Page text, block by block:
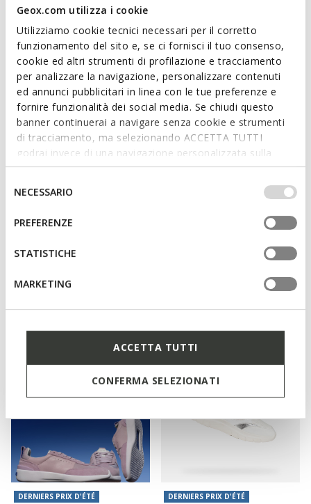
Geox.com utilizza i cookie
Utilizziamo cookie tecnici necessari per il corretto
funzionamento del sito e, se ci fornisci il tuo consenso,
cookie ed altri strumenti di profilazione e tracciamento
per analizzare la navigazione, personalizzare contenuti
ed annunci pubblicitari in linea con le tue preferenze e
fornire funzionalità dei social media. Se chiudi questo
banner continuerai a navigare senza cookie e strumenti
di tracciamento, ma selezionando ACCETTA TUTTI
godrai invece di una navigazione personalizzata sulla
base dei tuoi gusti ed interessi. Selezionando
IMPOSTAZIONI potrai anche scegliere quali cookies ed
altri strumenti di tracciamento autorizzare. Per maggiori
informazioni o per modificare in qualsiasi momento le
tue impostazioni, visita la nostra
consenso
NECESSARIO
PREFERENZE
STATISTICHE
MARKETING
ACCETTA TUTTI
CONFERMA SELEZIONATI
DERNIERS PRIX D'ÉTÉ
DYNAMIA FEMME
Baskets basse
€69,00
1 COULEUR
DERNIERS PRIX D'ÉTÉ
GXRN-01 FEMME
Baskets en cuir
1 COULEUR
DESYA FEMME
€69,00
Chaussures amorties et légères
€69,00
DERNIERS PRIX D'ÉTÉ DERNIERS PRIX D'ÉTÉ